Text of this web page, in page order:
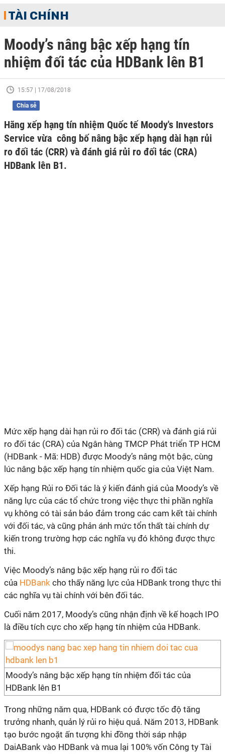
TÀI CHÍNH
Moody’s nâng bậc xếp hạng tín
nhiệm đối tác của HDBank lên B1
15:57 | 17/08/2018
Chia sẻ
Hãng xếp hạng tín nhiệm Quốc tế Moody's Investors
Service vừa công bố nâng bậc xếp hạng dài hạn rủi
ro đối tác (CRR) và đánh giá rủi ro đối tác (CRA)
HDBank lên B1.
Mức xếp hạng dài hạn rủi ro đối tác (CRR) và đánh giá rủi
ro đối tác (CRA) của Ngân hàng TMCP Phát triển TP HCM
(HDBank - Mã: HDB) được Moody’s nâng một bậc, cùng
lúc nâng bậc xếp hạng tín nhiệm quốc gia của Việt Nam.
Xếp hạng Rủi ro Đối tác là ý kiến đánh giá của Moody’s về
năng lực của các tổ chức trong việc thực thi phần nghĩa
vụ không có tài sản bảo đảm trong các cam kết tài chính
với đối tác, và cũng phản ánh mức tổn thất tài chính dự
kiến trong trường hợp các nghĩa vụ đó không được thực
thi.
Việc Moody’s nâng bậc xếp hạng rủi ro đối tác
của HDBank cho thấy năng lực của HDBank trong thực thi
các nghĩa vụ tài chính với bên đối tác.
Cuối năm 2017, Moody’s cũng nhận định về kế hoạch IPO
là điều tích cực cho xếp hạng tín nhiệm của HDBank.
Moody’s nâng bậc xếp hạng tín nhiệm đối tác của
HDBank lên B1
Trong những năm qua, HDBank có được tốc độ tăng
trưởng nhanh, quản lý rủi ro hiệu quả. Năm 2013, HDBank
tạo bước ngoặt ấn tượng khi đồng thời sáp nhập
DaiABank vào HDBank và mua lại 100% vốn Công ty Tài